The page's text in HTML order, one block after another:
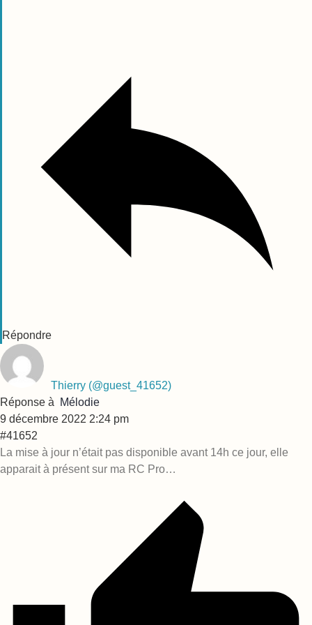
Répondre
Thierry (@guest_41652)
Réponse à
Mélodie
9 décembre 2022 2:24 pm
#41652
La mise à jour n’était pas disponible avant 14h ce jour, elle
apparait à présent sur ma RC Pro…